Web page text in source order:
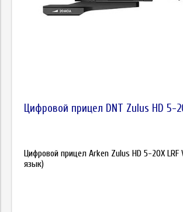
Цифровой прицел DNT Zulus HD 5-
Цифровой прицел Arken Zulus HD 5-20X LRF
язык)